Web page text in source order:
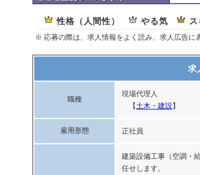
性格（人間性） やる気
※ 応募の際は、求人情報をよく読み、求人広告に
求
職種
現場代理人
【土木・建設】
雇用形態 正社員
建築設備工事（空調・
任せします。